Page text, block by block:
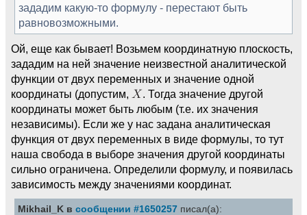
зададим какую-то формулу - перестают быть
равновозможными.
Ой, еще как бывает! Возьмем координатную плоскость,
зададим на ней значение неизвестной аналитической
функции от двух переменных и значение одной
координаты (допустим,
. Тогда значение другой
координаты может быть любым (т.е. их значения
независимы). Если же у нас задана аналитическая
функция от двух переменных в виде формулы, то тут
наша свобода в выборе значения другой координаты
сильно ограничена. Определили формулу, и появилась
зависимость между значениями координат.
Mikhail_K в сообщении #1650257 писал(а):